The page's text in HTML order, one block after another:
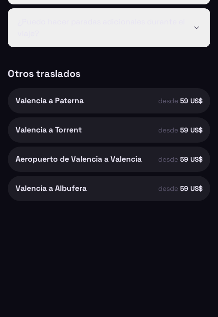
Otros traslados
Valencia a Paterna desde 59 US$
Valencia a Torrent desde 59 US$
Aeropuerto de Valencia a Valencia desde 59 US$
Valencia a Albufera desde 59 US$